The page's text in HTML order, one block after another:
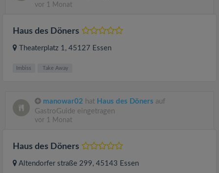
vor 1 Monat
Haus des Döners
Theaterplatz 1, 45127 Essen
Imbiss Take Away
manowar02 hat Haus des Döners auf
GastroGuide eingetragen
vor 1 Monat
Haus des Döners
Altendorfer straße 299, 45143 Essen